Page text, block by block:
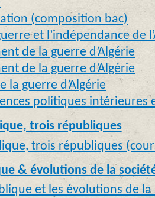
(composition bac)
et l’indépendance de
de la guerre d’Algérie
de la guerre d’Algérie
la guerre d’Algérie
politiques intérieures
trois républiques
trois républiques
& évolutions de la
et les évolutions de